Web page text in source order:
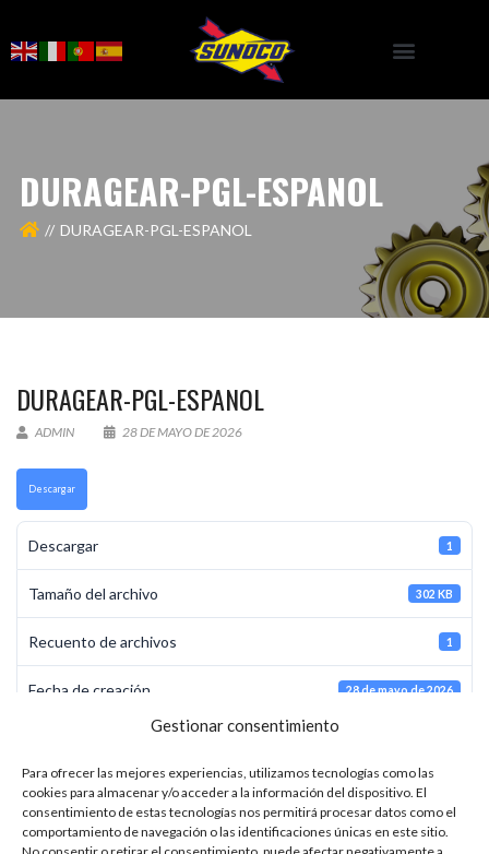
Gestionar consentimiento
Para ofrecer las mejores experiencias, utilizamos tecnologías como las
cookies para almacenar y/o acceder a la información del dispositivo. El
consentimiento de estas tecnologías nos permitirá procesar datos como el
comportamiento de navegación o las identificaciones únicas en este sitio.
No consentir o retirar el consentimiento, puede afectar negativamente a
DURAGEAR-PGL-ESPANOL
DURAGEAR-PGL-ESPANOL
DURAGEAR-PGL-ESPANOL
ADMIN 28 DE MAYO DE 2026
Descargar
Descargar 1
Tamaño del archivo 302 KB
Recuento de archivos 1
Fecha de creación 28 de mayo de 2026
Última actualización
DURAGEAR-PGL-Espanol